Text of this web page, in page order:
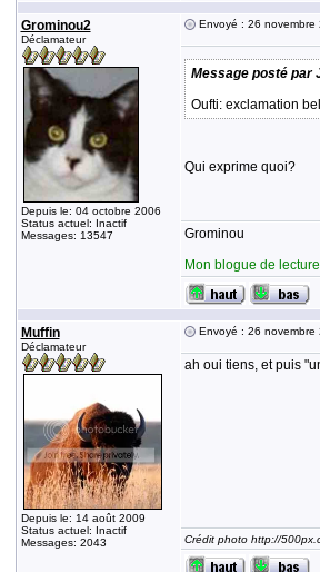
Grominou2
Déclamateur
Depuis le: 04 octobre 2006
Status actuel: Inactif
Messages: 13547
Envoyé : 26 novembre
Message posté par
Oufti: exclamation
Qui exprime quoi?
Grominou
Mon blogue de
Muffin
Déclamateur
Depuis le: 14 août 2009
Status actuel: Inactif
Messages: 2043
Envoyé : 26 novembre
ah oui tiens, et puis
Crédit photo http://